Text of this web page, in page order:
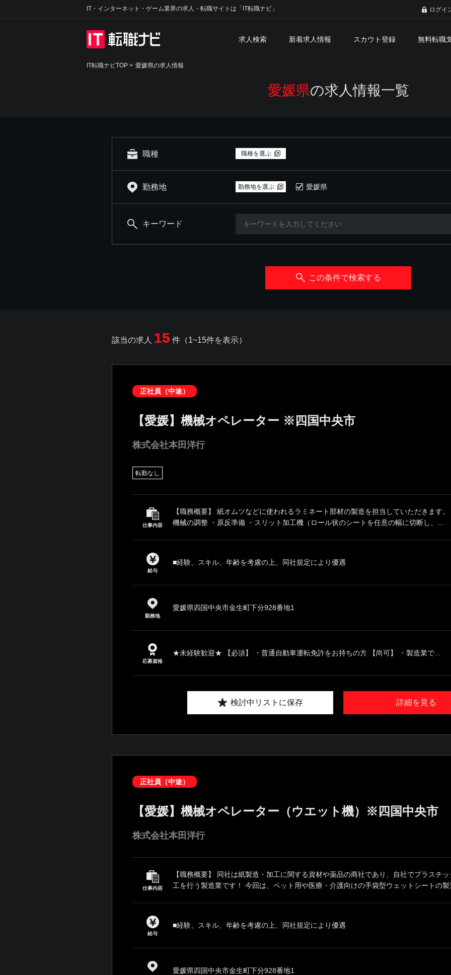
IT・インターネット・ゲーム業界の求人・転職サイトは「IT転職ナビ」 ログイ
求人検索 新着求人情報 スカウト登録 無料転職
IT転職ナビTOP > 愛媛県の求人情報
愛媛県の求人情報一覧
職種 職種を選ぶ
勤務地 勤務地を選ぶ 愛媛県
キーワード
この条件で検索する
該当の求人 15 件（1~15件を表示）
正社員（中途）
【愛媛】機械オペレーター ※四国中央市
株式会社本田洋行
転勤なし
仕事内容
【職務概要】 紙オムツなどに使われるラミネート部材の製造を担当していただきます
機械の調整 ・原反準備 ・スリット加工機（ロール状のシートを任意の幅に切断し、...
給与
■経験、スキル、年齢を考慮の上、同社規定により優遇
勤務地
愛媛県四国中央市金生町下分928番地1
応募資格
★未経験歓迎★ 【必須】 ・普通自動車運転免許をお持ちの方 【尚可】 ・製造業で...
詳細を見る
検討中リストに保存
正社員（中途）
【愛媛】機械オペレーター（ウエット機）※四国中央市
株式会社本田洋行
仕事内容
【職務概要】 同社は紙製造・加工に関する資材や薬品の商社であり、自社でプラスチ
工を行う製造業です！ 今回は、ペット用や医療・介護向けの手袋型ウェットシートの
給与
■経験、スキル、年齢を考慮の上、同社規定により優遇
愛媛県四国中央市金生町下分928番地1